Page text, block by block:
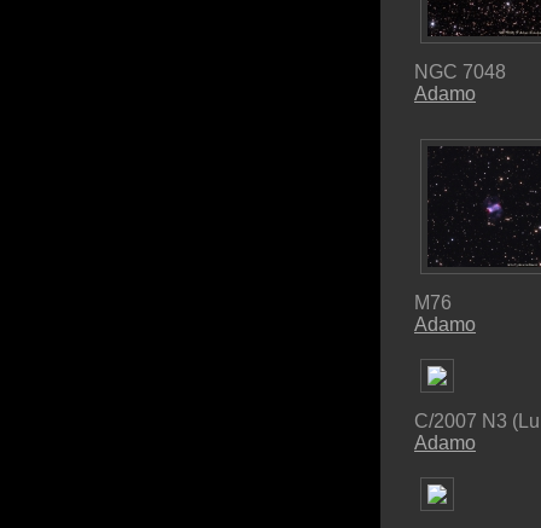
NGC 7048
Adamo
M76
Adamo
C/2007 N3
Adamo